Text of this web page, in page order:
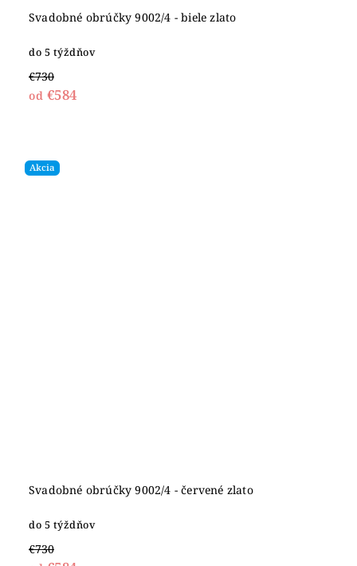
Svadobné obrúčky 9002/4 - biele zlato
do 5 týždňov
€730
od €584
Akcia
Svadobné obrúčky 9002/4 - červené zlato
do 5 týždňov
€730